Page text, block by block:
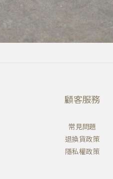
顧客服務
常見問題
退換貨政策
隱私權政策